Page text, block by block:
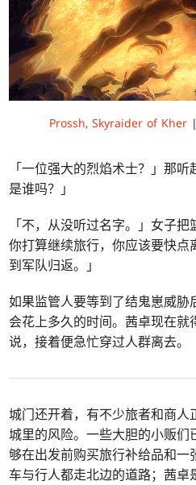
Prossh, Skyraider of Kher |
「一位强大的烈焰术士？」那
是谁吗？」
「不，从没听过名字。」女子
你打算继续旅行，你应该要快
到军队归返。」
如果监管人要等到了结鬼崽威
会花上多久的时间。茜卓现在
说，接着便急忙穿过人群离去。
城门还开着，有不少旅者和商人
城里的风险。一些大胆的小贩
够在出发前购买旅行补给品和一
车与行人都走北边的道路；茜